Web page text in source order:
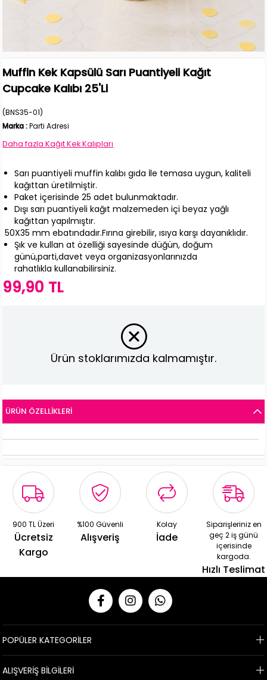
Muffin Kek Kapsülü Sarı Puantiyeli Kağıt
Cupcake Kalıbı 25'Li
(BNS35-01)
Marka : Parti Adresi
Daha fazlaKağıt Kek Kalıpları
Sarı puantiyeli muffin kalıbı gıda İle temasa uygun, kaliteli
kağıttan üretilmiştir.
Paket içerisinde 25 adet bulunmaktadır.
Dışı sarı puantiyeli kağıt malzemeden içi beyaz yağlı
kağıttan yapılmıştır.
50X35 mm ebatındadır.Fırına girebilir, ısıya karşı dayanıklıdır.
Şık ve kullan at özelliği sayesinde düğün, doğum
günü,parti,davet veya organizasyonlarınızda
rahatlıkla kullanabilirsiniz.
99,90 TL
Ürün stoklarımızda kalmamıştır.
ÜRÜN ÖZELLIKLERI
900 TL Üzeri
Ücretsiz
Kargo
%100 Güvenli
Alışveriş
Kolay
İade
Siparişleriniz en
geç 2 iş günü
içerisinde
kargoda.
Hızlı Teslimat
POPÜLER KATEGORİLER
ALIŞVERİŞ BİLGİLERİ